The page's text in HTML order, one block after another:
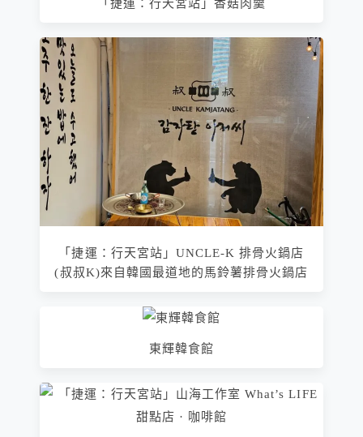
「捷運：行天宮站」香菇肉羹
「捷運：行天宮站」UNCLE-K 排骨火鍋店
(叔叔K)來自韓國最道地的馬鈴薯排骨火鍋店
東輝韓食館